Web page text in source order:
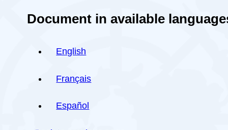
Document in available
English
Français
Español